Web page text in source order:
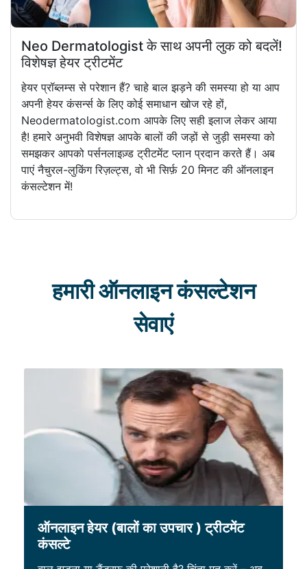
Neo Dermatologist के साथ अपनी लुक को बदलें!
विशेषज्ञ हेयर ट्रीटमेंट
हेयर प्रॉब्लम्स से परेशान हैं? चाहे बाल झड़ने की समस्या हो या आप
अपनी हेयर कंसर्न्स के लिए कोई समाधान खोज रहे हों,
Neodermatologist.com आपके लिए सही इलाज लेकर आया
है! हमारे अनुभवी विशेषज्ञ आपके बालों की जड़ों से जुड़ी समस्या को
समझकर आपको पर्सनलाइज़्ड ट्रीटमेंट प्लान प्रदान करते हैं। अब
पाएं नैचुरल-लुकिंग रिज़ल्ट्स, वो भी सिर्फ़ 20 मिनट की ऑनलाइन
कंसल्टेशन में!
हमारी ऑनलाइन कंसल्टेशन
सेवाएं
ऑनलाइन हेयर (बालों का उपचार ) ट्रीटमेंट
कंसल्टे